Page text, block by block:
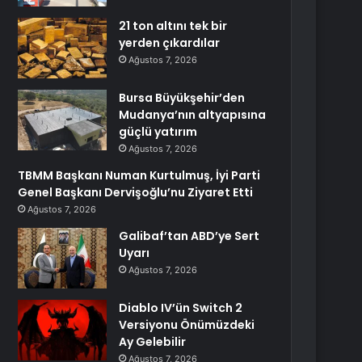
21 ton altını tek bir
yerden çıkardılar
Ağustos 7, 2026
Bursa Büyükşehir’den
Mudanya’nın altyapısına
güçlü yatırım
Ağustos 7, 2026
TBMM Başkanı Numan Kurtulmuş, İyi Parti
Genel Başkanı Dervişoğlu’nu Ziyaret Etti
Ağustos 7, 2026
Galibaf’tan ABD’ye Sert
Uyarı
Ağustos 7, 2026
Diablo IV’ün Switch 2
Versiyonu Önümüzdeki
Ay Gelebilir
Ağustos 7, 2026